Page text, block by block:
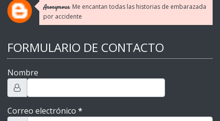
Anonymous: Me encantan todas las historias de embarazada
por accidente
FORMULARIO DE CONTACTO
Nombre
Correo electrónico *